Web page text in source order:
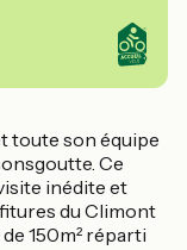
toute son équipe
Ce
inédite et
du Climont
150m² réparti